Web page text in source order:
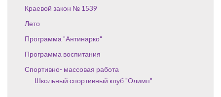
Краевой закон № 1539
Лето
Программа "Антинарко"
Программа воспитания
Спортивно- массовая работа
Школьный спортивный клуб "Олимп"